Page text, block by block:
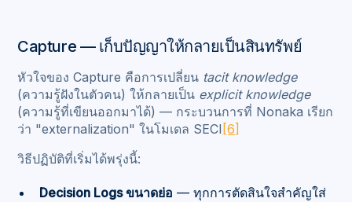
Capture — เก็บปัญญาให้กลายเป็นสินทรัพย์
หัวใจของ Capture คือการเปลี่ยน tacit knowledge
(ความรู้ฝังในตัวคน) ให้กลายเป็น explicit knowledge
(ความรู้ที่เขียนออกมาได้) — กระบวนการที่ Nonaka เรียก
ว่า "externalization" ในโมเดล SECI [6]
วิธีปฏิบัติที่เริ่มได้พรุ่งนี้:
Decision Logs ขนาดย่อ — ทุกการตัดสินใจสำคัญใส่